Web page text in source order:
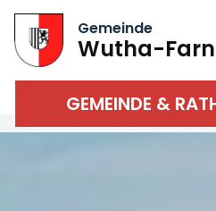
Gemeinde
Wutha-
GEMEINDE &